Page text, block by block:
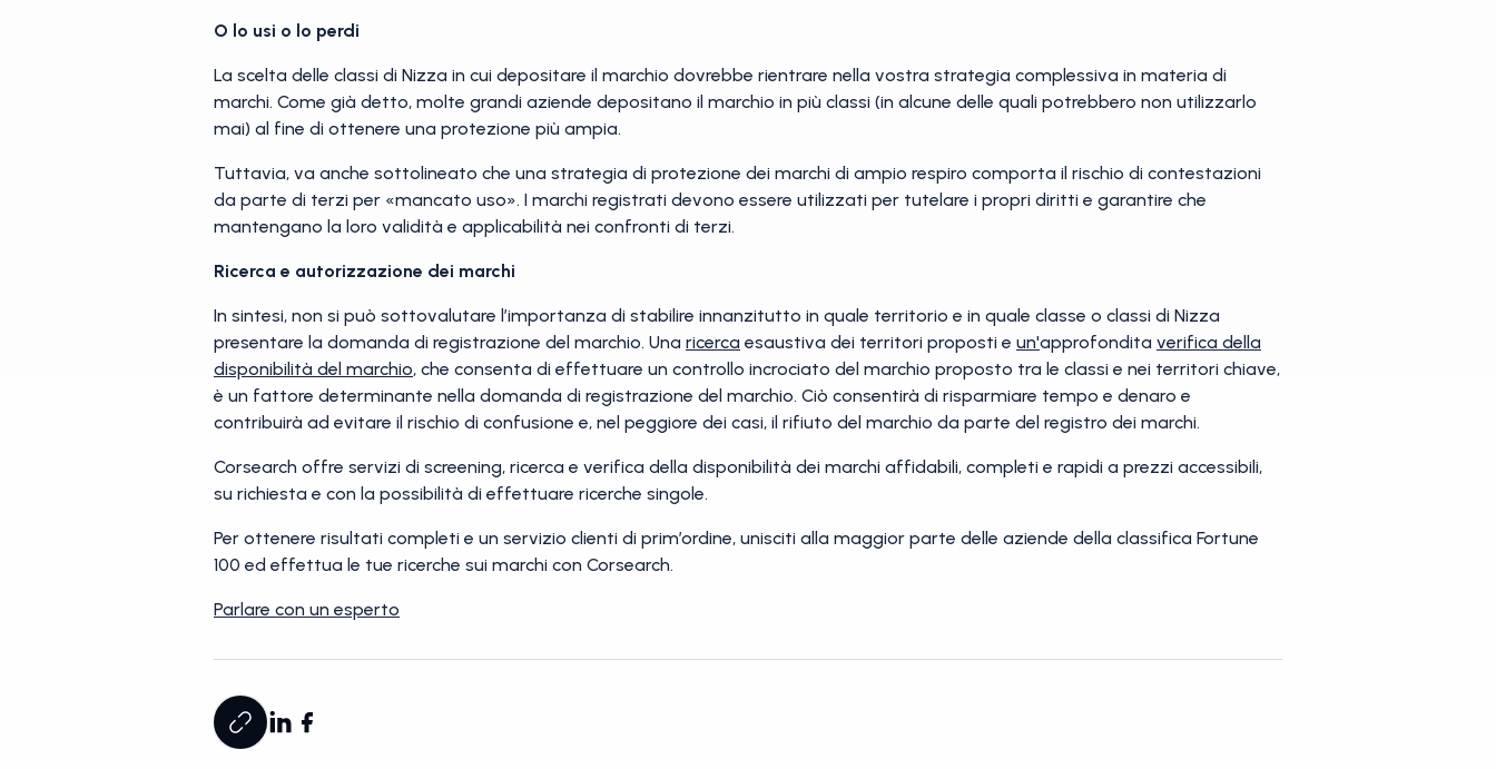
O lo usi o lo perdi
La scelta delle classi di Nizza in cui depositare il marchio dovrebbe rientrare nella vostra strategia complessiva in materia di
marchi. Come già detto, molte grandi aziende depositano il marchio in più classi (in alcune delle quali potrebbero non utilizzarlo
mai) al fine di ottenere una protezione più ampia.
Tuttavia, va anche sottolineato che una strategia di protezione dei marchi di ampio respiro comporta il rischio di contestazioni
da parte di terzi per «mancato uso». I marchi registrati devono essere utilizzati per tutelare i propri diritti e garantire che
mantengano la loro validità e applicabilità nei confronti di terzi.
Ricerca e autorizzazione dei marchi
In sintesi, non si può sottovalutare l’importanza di stabilire innanzitutto in quale territorio e in quale classe o classi di Nizza
presentare la domanda di registrazione del marchio. Una ricerca esaustiva dei territori proposti e un'approfondita verifica della
disponibilità del marchio, che consenta di effettuare un controllo incrociato del marchio proposto tra le classi e nei territori chiave,
è un fattore determinante nella domanda di registrazione del marchio. Ciò consentirà di risparmiare tempo e denaro e
contribuirà ad evitare il rischio di confusione e, nel peggiore dei casi, il rifiuto del marchio da parte del registro dei marchi.
Corsearch offre servizi di screening, ricerca e verifica della disponibilità dei marchi affidabili, completi e rapidi a prezzi accessibili,
su richiesta e con la possibilità di effettuare ricerche singole.
Per ottenere risultati completi e un servizio clienti di prim’ordine, unisciti alla maggior parte delle aziende della classifica Fortune
100 ed effettua le tue ricerche sui marchi con Corsearch.
Parlare con un esperto